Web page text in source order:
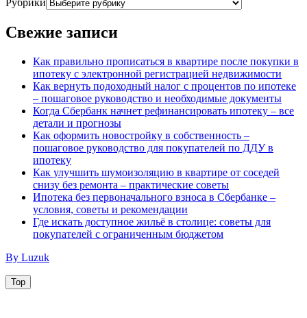
Свежие записи
Как правильно прописаться в квартире после покупки в
ипотеку с электронной регистрацией недвижимости
Как вернуть подоходный налог с процентов по ипотеке
– пошаговое руководство и необходимые документы
Когда Сбербанк начнет рефинансировать ипотеку – все
детали и прогнозы
Как оформить новостройку в собственность –
пошаговое руководство для покупателей по ДДУ в
ипотеку
Как улучшить шумоизоляцию в квартире от соседей
снизу без ремонта – практические советы
Ипотека без первоначального взноса в Сбербанке –
условия, советы и рекомендации
Где искать доступное жильё в столице: советы для
покупателей с ограниченным бюджетом
By Luzuk
Top